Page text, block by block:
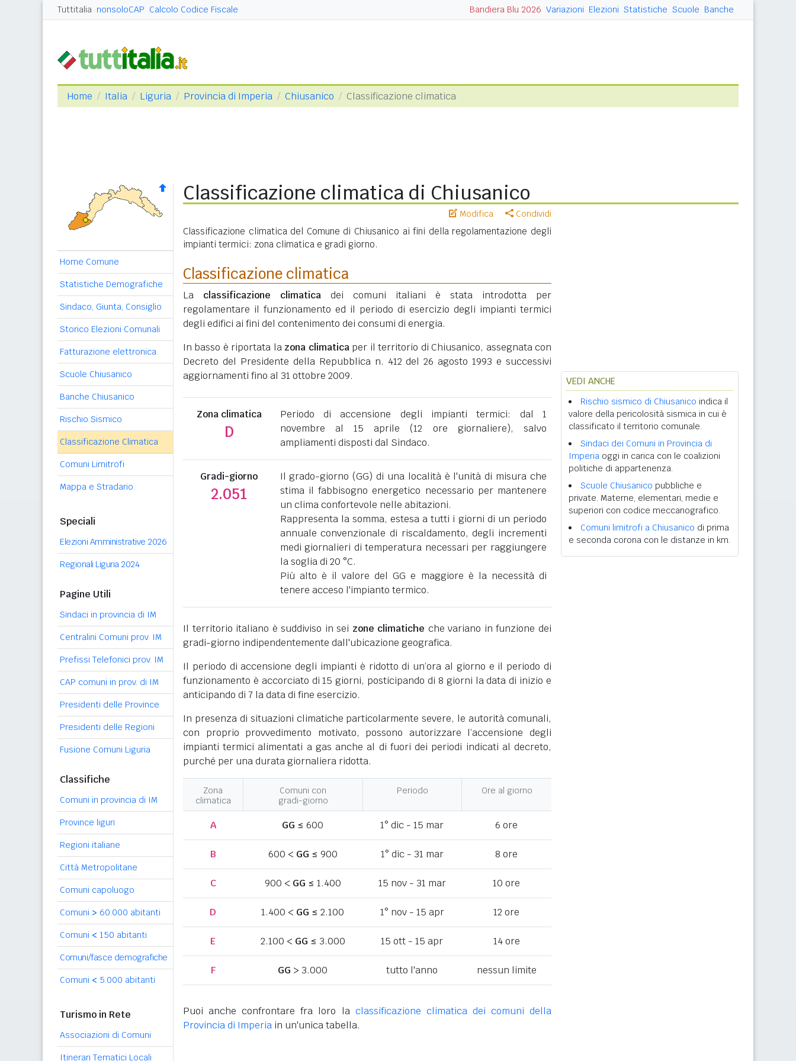
Tuttitalia nonsoloCAP Calcolo Codice Fiscale Bandiera Blu 2026 Variazioni Elezioni Statistiche Scuole Banche
Home Italia Liguria Provincia di Imperia Chiusanico Classificazione climatica
Home Comune
Statistiche Demografiche
Sindaco, Giunta, Consiglio
Storico Elezioni Comunali
Fatturazione elettronica
Scuole Chiusanico
Banche Chiusanico
Rischio Sismico
Classificazione Climatica
Comuni Limitrofi
Mappa e Stradario
Speciali
Elezioni Amministrative 2026
Regionali Liguria 2024
Pagine Utili
Sindaci in provincia di IM
Centralini Comuni prov. IM
Prefissi Telefonici prov. IM
CAP comuni in prov. di IM
Presidenti delle Province
Presidenti delle Regioni
Fusione Comuni Liguria
Classifiche
Comuni in provincia di IM
Province liguri
Regioni italiane
Città Metropolitane
Comuni capoluogo
Comuni > 60.000 abitanti
Comuni < 150 abitanti
Comuni/fasce demografiche
Comuni < 5.000 abitanti
Turismo in Rete
Associazioni di Comuni
Itinerari Tematici Locali
Classificazione climatica di Chiusanico
Modifica Condividi
Classificazione climatica del Comune di Chiusanico ai fini della regolamentazione degli
impianti termici: zona climatica e gradi giorno.
Classificazione climatica
La classificazione climatica dei comuni italiani è stata introdotta per
regolamentare il funzionamento ed il periodo di esercizio degli impianti termici
degli edifici ai fini del contenimento dei consumi di energia.
In basso è riportata la zona climaticaper il territorio di Chiusanico, assegnata con
Decreto del Presidente della Repubblica n. 412 del 26 agosto 1993 e successivi
aggiornamenti fino al 31 ottobre 2009.
Zona climatica
D
Periodo di accensione degli impianti termici: dal 1
novembre al 15 aprile (12 ore giornaliere), salvo
ampliamenti disposti dal Sindaco.
Gradi-giorno
2.051
Il grado-giorno (GG) di una località è l'unità di misura che
stima il fabbisogno energetico necessario per mantenere
un clima confortevole nelle abitazioni.
Rappresenta la somma, estesa a tutti i giorni di un periodo
annuale convenzionale di riscaldamento, degli incrementi
medi giornalieri di temperatura necessari per raggiungere
la soglia di 20 °C.
Più alto è il valore del GG e maggiore è la necessità di
tenere acceso l'impianto termico.
Il territorio italiano è suddiviso in sei zone climatiche che variano in funzione dei
gradi-giorno indipendentemente dall'ubicazione geografica.
Il periodo di accensione degli impianti è ridotto di un’ora al giorno e il periodo di
funzionamento è accorciato di 15 giorni, posticipando di 8 giorni la data di inizio e
anticipando di 7 la data di fine esercizio.
In presenza di situazioni climatiche particolarmente severe, le autorità comunali,
con proprio provvedimento motivato, possono autorizzare l’accensione degli
impianti termici alimentati a gas anche al di fuori dei periodi indicati al decreto,
purché per una durata giornaliera ridotta.
Zona
climatica
Comuni con
gradi-giorno
Periodo Ore al giorno
A GG ≤ 600 1° dic - 15 mar 6 ore
B 600 < GG ≤ 900 1° dic - 31 mar 8 ore
C 900 < GG ≤ 1.400 15 nov - 31 mar 10 ore
D 1.400 < GG ≤ 2.100 1° nov - 15 apr 12 ore
E 2.100 < GG ≤ 3.000 15 ott - 15 apr 14 ore
F GG > 3.000 tutto l'anno nessun limite
Puoi anche confrontare fra loro la classificazione climatica dei comuni della
Provincia di Imperia in un'unica tabella.
VEDI ANCHE
Rischio sismico di Chiusanico indica il
valore della pericolosità sismica in cui è
classificato il territorio comunale.
Sindaci dei Comuni in Provincia di
Imperia oggi in carica con le coalizioni
politiche di appartenenza.
Scuole Chiusanico pubbliche e
private. Materne, elementari, medie e
superiori con codice meccanografico.
Comuni limitrofi a Chiusanico di prima
e seconda corona con le distanze in km.